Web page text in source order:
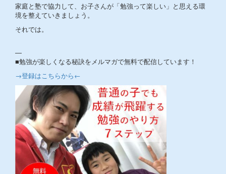
家庭と塾で協力して、お子さんが「勉強って楽しい」と思える環
境を整えていきましょう。
それでは。
—
■勉強が楽しくなる秘訣をメルマガで無料で配信しています！
→登録はこちらから←